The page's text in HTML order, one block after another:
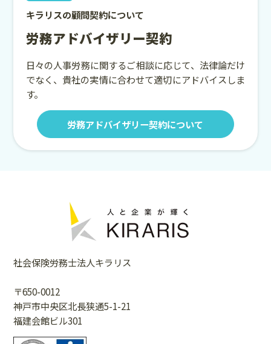
キラリスの顧問契約について
労務アドバイザリー契約
日々の人事労務に関するご相談に応じて、法律論だけ
でなく、貴社の実情に合わせて適切にアドバイスしま
す。
労務アドバイザリー契約について
社会保険労務士法人キラリス
〒650-0012
神戸市中央区北長狭通5-1-21
福建会館ビル301